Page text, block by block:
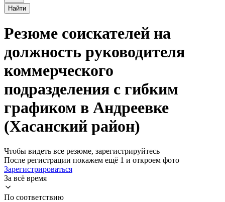
Найти
Резюме соискателей на
должность руководителя
коммерческого
подразделения с гибким
графиком в Андреевке
(Хасанский район)
Чтобы видеть все резюме, зарегистрируйтесь
После регистрации покажем ещё 1 и откроем фото
Зарегистрироваться
За всё время
По соответствию